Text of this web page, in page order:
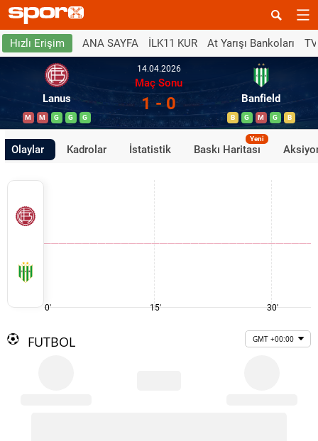
Hızlı Erişim ANA SAYFA İLK11 KUR At Yarışı Bankoları
Lanus
M M G G G
14.04.2026
Maç Sonu
1 - 0 Banfield
B G M G B
Olaylar Kadrolar İstatistik Baskı Haritası
Yeni
0' 15' 30'
FUTBOL GMT +00:00